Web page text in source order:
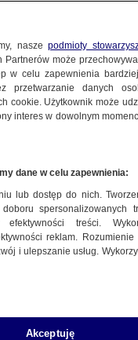
nie będzie"
naszepodmioty
Partnerów może
w celu zapewnienia
przetwarzanie danych
cookie. Użytkownik może
interes w dowolnym
dane w celu zapewnienia:
lub dostęp do nich.
spersonalizowanych
efektywności treści.
reklam.
i ulepszanie usług.
Akceptuję